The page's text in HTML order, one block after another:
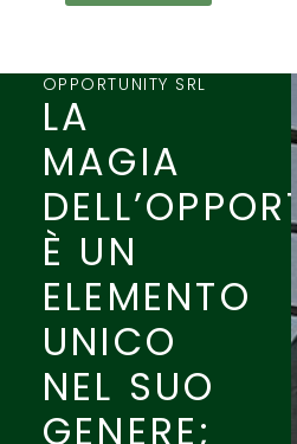
OPPORTUNITY SRL
LA
MAGIA
È UN
ELEMENTO
UNICO
NEL SUO
GENERE;